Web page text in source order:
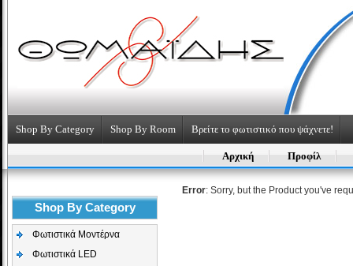
Shop By Category Shop By Room Βρείτε το φωτιστικό που ψάχνετε!
Αρχική Προφίλ
Shop By Category
Φωτιστικά Μοντέρνα
Φωτιστικά LED
Error: Sorry, but the Product you've